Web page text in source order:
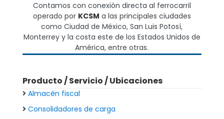
Contamos con conexión directa al ferrocarril
operado por KCSM a las principales ciudades
como Ciudad de México, San Luis Potosí,
Monterrey y la costa este de los Estados Unidos de
América, entre otras.
Producto / Servicio / Ubicaciones
Almacén fiscal
Consolidadores de carga